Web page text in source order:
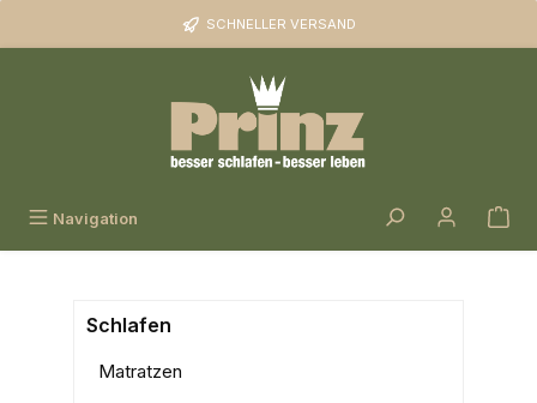
Zum Hauptinhalt springen SCHNELLER VERSAND
Navigation
Schlafen
Matratzen